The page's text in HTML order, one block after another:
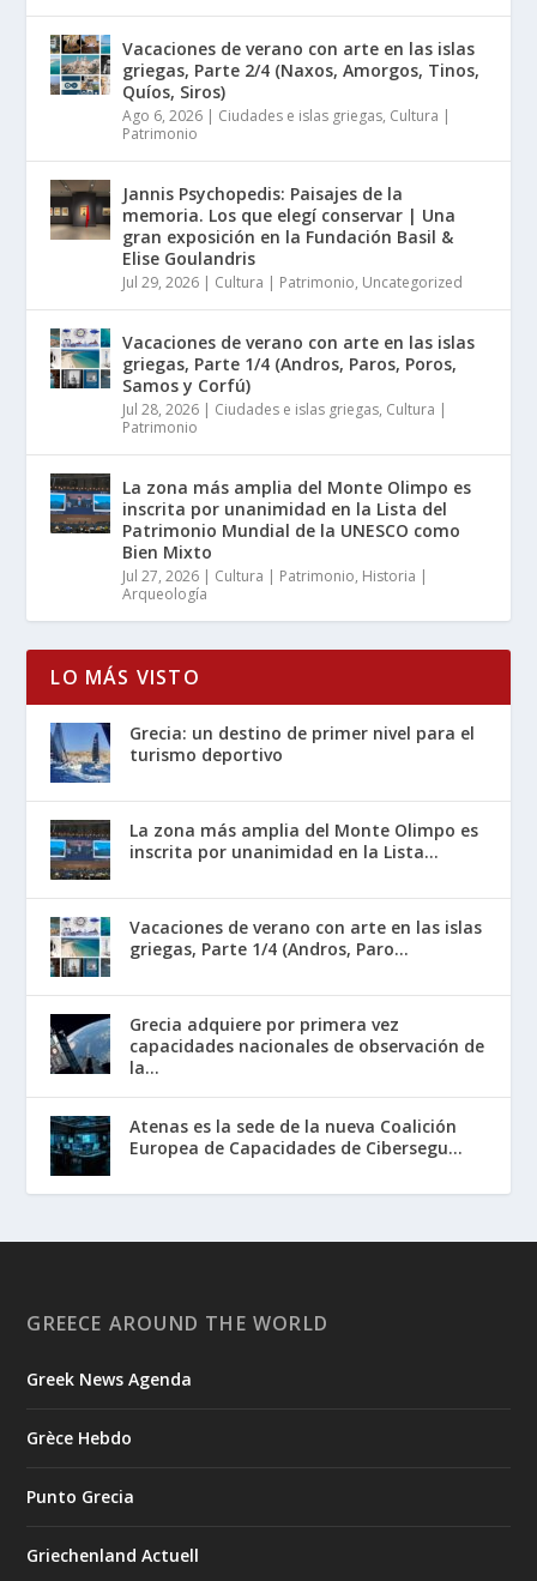
Vacaciones de verano con arte en las islas
griegas, Parte 2/4 (Naxos, Amorgos, Tinos,
Quíos, Siros)
Ago 6, 2026 | Ciudades e islas griegas, Cultura |
Patrimonio
Jannis Psychopedis: Paisajes de la
memoria. Los que elegí conservar | Una
gran exposición en la Fundación Basil &
Elise Goulandris
Jul 29, 2026 | Cultura | Patrimonio, Uncategorized
Vacaciones de verano con arte en las islas
griegas, Parte 1/4 (Andros, Paros, Poros,
Samos y Corfú)
Jul 28, 2026 | Ciudades e islas griegas, Cultura |
Patrimonio
La zona más amplia del Monte Olimpo es
inscrita por unanimidad en la Lista del
Patrimonio Mundial de la UNESCO como
Bien Mixto
Jul 27, 2026 | Cultura | Patrimonio, Historia |
Arqueología
LO MÁS VISTO
Grecia: un destino de primer nivel para el
turismo deportivo
La zona más amplia del Monte Olimpo es
inscrita por unanimidad en la Lista...
Vacaciones de verano con arte en las islas
griegas, Parte 1/4 (Andros, Paro...
Grecia adquiere por primera vez
capacidades nacionales de observación de
la...
Atenas es la sede de la nueva Coalición
Europea de Capacidades de Cibersegu...
GREECE AROUND THE WORLD
Greek News Agenda
Grèce Hebdo
Punto Grecia
Griechenland Actuell